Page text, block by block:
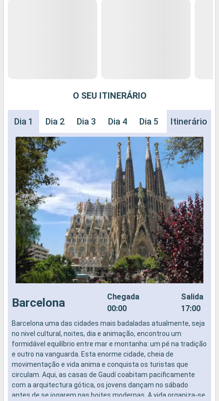
O SEU ITINERÁRIO
Dia 1 Dia 2 Dia 3 Dia 4 Dia 5 Dia 6 Dia
Itinerário
Barcelona
Chegada
00:00
Salida
17:00
Barcelona uma das cidades mais badaladas atualmente, seja
no nivel cultural, noites, dia e animação, encontrou um
formidável equilíbrio entre mar e montanha: um pé na tradição
e outro na vanguarda. Esta enorme cidade, cheia de
movimentação e vida anima e conquista os turistas que
circulam. Aqui, as casas de Gaudí coabitam pacificamente
com a arquitectura gótica, os jovens dançam no sábado
antes de se jogarem nas boites modernas. A vida organiza-se